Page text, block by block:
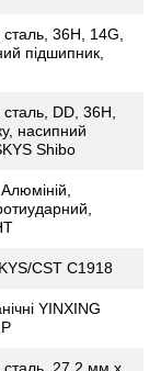
36H, 14G,
підшипник,
DD, 36H,
насипний
Shibo
CST C1918
YINXING
сталь, 27.2 мм х